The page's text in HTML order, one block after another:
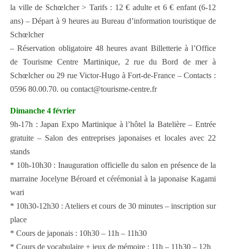
la ville de Schœlcher > Tarifs : 12 € adulte et 6 € enfant (6-12
ans) – Départ à 9 heures au Bureau d’information touristique de
Schœlcher
– Réservation obligatoire 48 heures avant Billetterie à l’Office
de Tourisme Centre Martinique, 2 rue du Bord de mer à
Schœlcher ou 29 rue Victor-Hugo à Fort-de-France – Contacts :
0596 80.00.70. ou contact@tourisme-centre.fr
Dimanche 4 février
9h-17h : Japan Expo Martinique à l’hôtel la Batelière – Entrée
gratuite – Salon des entreprises japonaises et locales avec 22
stands
* 10h-10h30 : Inauguration officielle du salon en présence de la
marraine Jocelyne Béroard et cérémonial à la japonaise Kagami
wari
* 10h30-12h30 : Ateliers et cours de 30 minutes – inscription sur
place
* Cours de japonais : 10h30 – 11h – 11h30
* Cours de vocabulaire + jeux de mémoire : 11h – 11h30 – 12h